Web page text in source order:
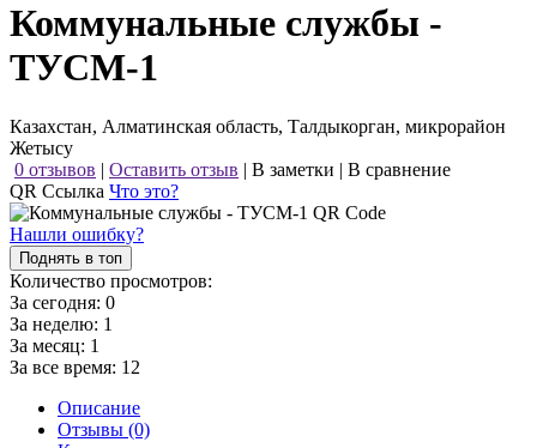
Коммунальные службы -
ТУСМ-1
Казахстан, Алматинская область, Талдыкорган, микрорайон
Жетысу
0 отзывов | Оставить отзыв | В заметки | В сравнение
QR Ссылка Что это?
Нашли ошибку?
Поднять в топ
Количество просмотров:
За сегодня: 0
За неделю: 1
За месяц: 1
За все время: 12
Описание
Отзывы (0)